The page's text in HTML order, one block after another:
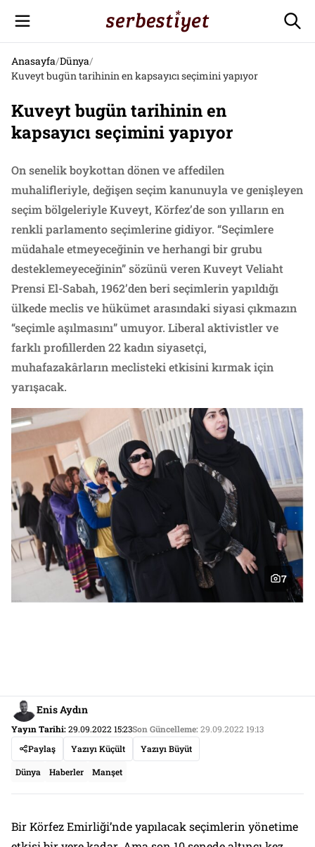
Anasayfa/Dünya/
Kuveyt bugün tarihinin en kapsayıcı seçimini yapıyor
Kuveyt bugün tarihinin en
kapsayıcı seçimini yapıyor
On senelik boykottan dönen ve affedilen
muhalifleriyle, değişen seçim kanunuyla ve genişleyen
seçim bölgeleriyle Kuveyt, Körfez’de son yılların en
renkli parlamento seçimlerine gidiyor. “Seçimlere
müdahale etmeyeceğinin ve herhangi bir grubu
desteklemeyeceğinin” sözünü veren Kuveyt Veliaht
Prensi El-Sabah, 1962’den beri seçimlerin yapıldığı
ülkede meclis ve hükümet arasındaki siyasi çıkmazın
“seçimle aşılmasını” umuyor. Liberal aktivistler ve
farklı profillerden 22 kadın siyasetçi,
muhafazakârların meclisteki etkisini kırmak için
yarışacak.
7
Enis Aydın
Yayın Tarihi:29.09.2022 15:23Son Güncelleme:29.09.2022 19:13
Paylaş
Yazıyı Küçült Yazıyı Büyüt
Dünya Haberler Manşet
Bir Körfez Emirliği’nde yapılacak seçimlerin yönetime